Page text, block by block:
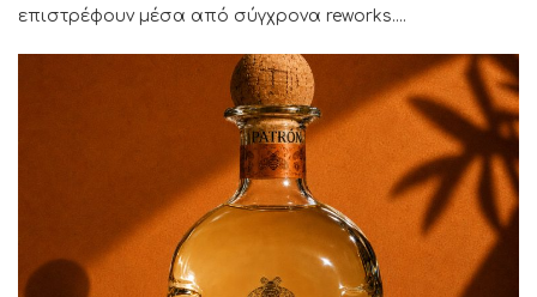
επιστρέφουν μέσα από σύγχρονα reworks....